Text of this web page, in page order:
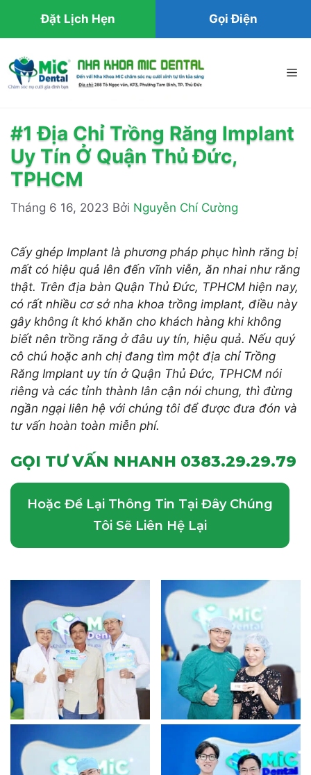
đến
#1 Địa Chỉ Trồng Răng Implant
Uy Tín Ở Quận Thủ Đức,
TPHCM
Tháng 6 16, 2023 Bởi Nguyễn Chí Cường
Cấy ghép Implant là phương pháp phục hình răng bị
mất có hiệu quả lên đến vĩnh viễn, ăn nhai như răng
thật. Trên địa bàn Quận Thủ Đức, TPHCM hiện nay,
có rất nhiều cơ sở nha khoa trồng implant, điều này
gây không ít khó khăn cho khách hàng khi không
biết nên trồng răng ở đâu uy tín, hiệu quả. Nếu quý
cô chú hoặc anh chị đang tìm một địa chỉ Trồng
Răng Implant uy tín ở Quận Thủ Đức, TPHCM nói
riêng và các tỉnh thành lân cận nói chung, thì đừng
ngần ngại liên hệ với chúng tôi để được đưa đón và
tư vấn hoàn toàn miễn phí.
GỌI TƯ VẤN NHANH 0383.29.29.79
Hoặc Để Lại Thông Tin Tại Đây Chúng
Tôi Sẽ Liên Hệ Lại
Đặt Lịch Hẹn Gọi Điện